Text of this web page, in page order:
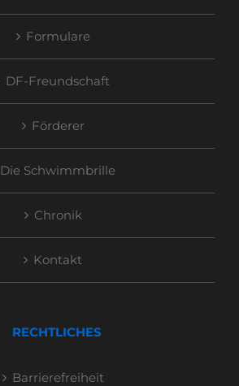
Formulare
DF-Freundschaft
Förderer
Die Schwimmbrille
Chronik
Kontakt
RECHTLICHES
Barrierefreiheit